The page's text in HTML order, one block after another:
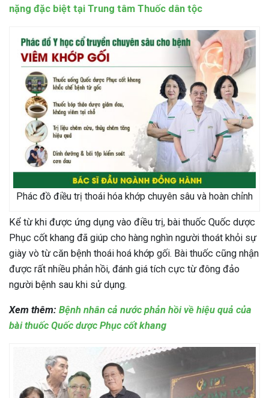
nặng đặc biệt tại Trung tâm Thuốc dân tộc
Phác đồ điều trị thoái hóa khớp chuyên sâu và hoàn chỉnh
Kể từ khi được ứng dụng vào điều trị, bài thuốc Quốc dược
Phục cốt khang đã giúp cho hàng nghìn người thoát khỏi sự
giày vò từ căn bệnh thoái hoá khớp gối. Bài thuốc cũng nhận
được rất nhiều phản hồi, đánh giá tích cực từ đông đảo
người bệnh sau khi sử dụng.
Xem thêm: Bệnh nhân cả nước phản hồi về hiệu quả của
bài thuốc Quốc dược Phục cốt khang